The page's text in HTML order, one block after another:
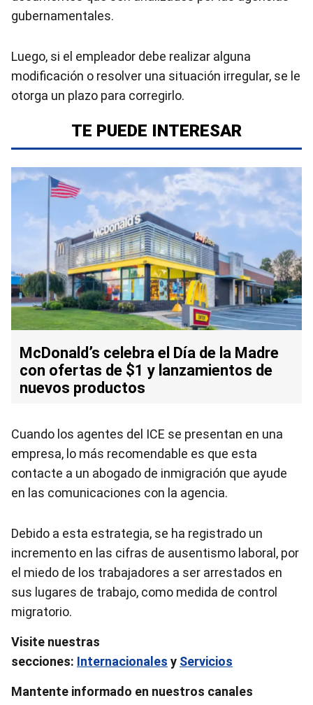
gubernamentales.
Luego, si el empleador debe realizar alguna
modificación o resolver una situación irregular, se le
otorga un plazo para corregirlo.
TE PUEDE INTERESAR
McDonald’s celebra el Día de la Madre
con ofertas de $1 y lanzamientos de
nuevos productos
Cuando los agentes del ICE se presentan en una
empresa, lo más recomendable es que esta
contacte a un abogado de inmigración que ayude
en las comunicaciones con la agencia.
Debido a esta estrategia, se ha registrado un
incremento en las cifras de ausentismo laboral, por
el miedo de los trabajadores a ser arrestados en
sus lugares de trabajo, como medida de control
migratorio.
Visite nuestras
secciones: Internacionales y Servicios
Mantente informado en nuestros canales